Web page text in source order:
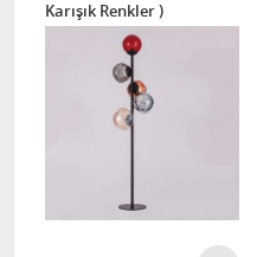
Karışık Renkler )